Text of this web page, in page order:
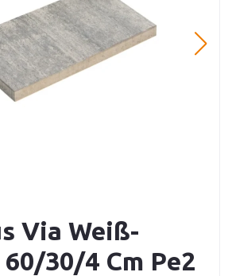
Via Weiß-
30/4 Cm Pe2